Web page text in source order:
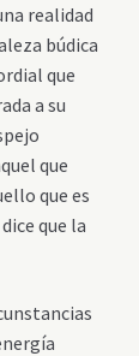
realidad
búdica
que
a su
que
que es
que la